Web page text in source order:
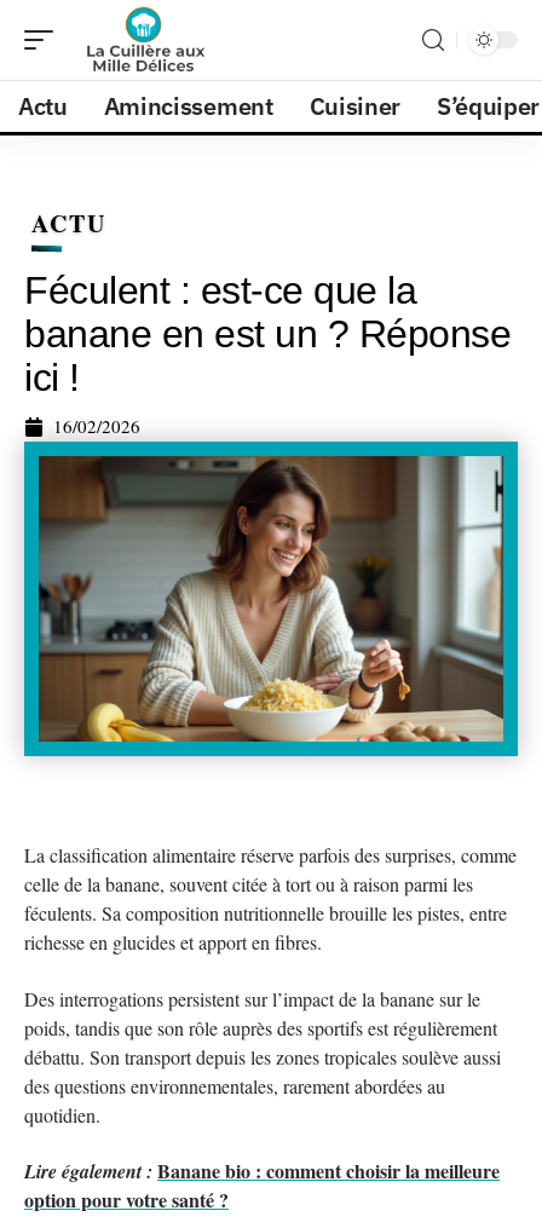
Actu Amincissement Cuisiner S’équiper
ACTU
Féculent : est-ce que la
banane en est un ? Réponse
ici !
16/02/2026
La classification alimentaire réserve parfois des surprises, comme
celle de la banane, souvent citée à tort ou à raison parmi les
féculents. Sa composition nutritionnelle brouille les pistes, entre
richesse en glucides et apport en fibres.
Des interrogations persistent sur l’impact de la banane sur le
poids, tandis que son rôle auprès des sportifs est régulièrement
débattu. Son transport depuis les zones tropicales soulève aussi
des questions environnementales, rarement abordées au
quotidien.
Lire également : Banane bio : comment choisir la meilleure
option pour votre santé ?